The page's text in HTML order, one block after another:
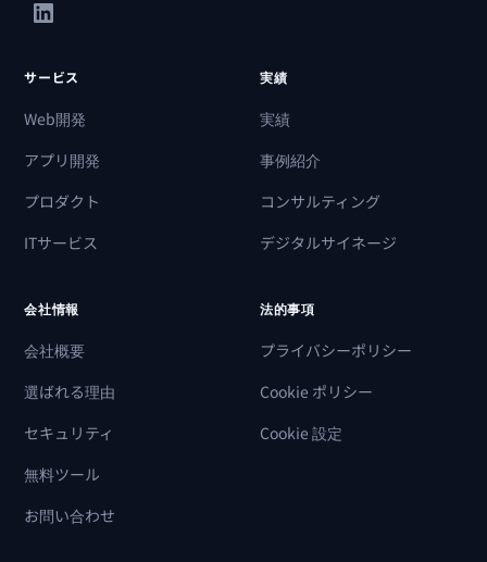
サービス
Web開発
アプリ開発
プロダクト
ITサービス
実績
実績
事例紹介
コンサルティング
デジタルサイネージ
会社情報
会社概要
選ばれる理由
セキュリティ
無料ツール
お問い合わせ
法的事項
プライバシーポリシー
Cookie ポリシー
Cookie 設定